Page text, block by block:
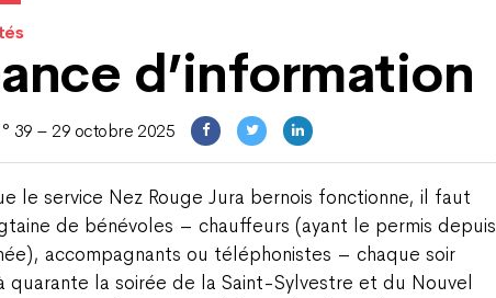
d’information
39 – 29 octobre 2025
le service Nez Rouge Jura bernois fonctionne, il faut
de bénévoles – chauffeurs (ayant le permis depuis
accompagnants ou téléphonistes – chaque soir
quarante la soirée de la Saint-Sylvestre et du Nouvel